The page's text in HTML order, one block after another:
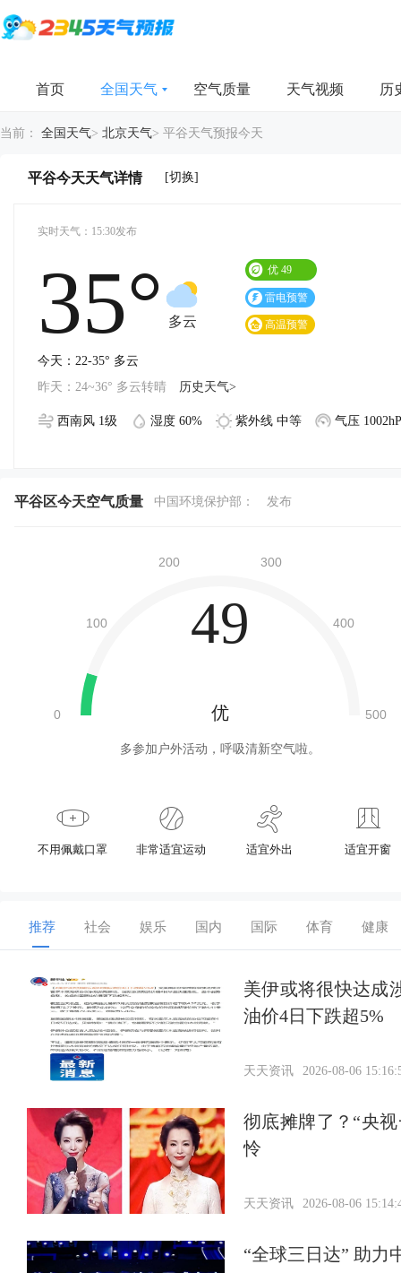
首页 全国天气 空气质量 天气视频 历
当前： 全国天气> 北京天气> 平谷天气预报今天
平谷今天天气详情 [切换]
实时天气：15:30发布
35° 多云
优 49
雷电预警
高温预警
今天：22-35° 多云
昨天：24~36° 多云转晴
历史天气>
西南风 1级 湿度 60% 紫外线 中等 气压
平谷区今天空气质量 中国环境保护部： 发布
49
优
多参加户外活动，呼吸清新空气啦。
不用佩戴口罩 非常适宜运动 适宜外出 适宜开窗
推荐 社会 娱乐 国内 国际 体育 健康
美伊或将很快达成
油价4日下跌超5%
天天资讯 2026-08-06
彻底摊牌了？“央
怜
天天资讯 2026-08-06
“全球三日达” 助力